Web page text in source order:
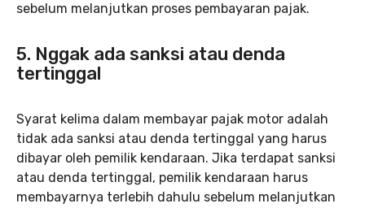
sebelum melanjutkan proses pembayaran pajak.
5. Nggak ada sanksi atau denda
tertinggal
Syarat kelima dalam membayar pajak motor adalah
tidak ada sanksi atau denda tertinggal yang harus
dibayar oleh pemilik kendaraan. Jika terdapat sanksi
atau denda tertinggal, pemilik kendaraan harus
membayarnya terlebih dahulu sebelum melanjutkan